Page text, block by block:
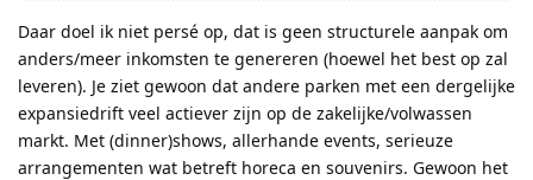
Daar doel ik niet persé op, dat is geen structurele aanpak om
anders/meer inkomsten te genereren (hoewel het best op zal
leveren). Je ziet gewoon dat andere parken met een dergelijke
expansiedrift veel actiever zijn op de zakelijke/volwassen
markt. Met (dinner)shows, allerhande events, serieuze
arrangementen wat betreft horeca en souvenirs. Gewoon het